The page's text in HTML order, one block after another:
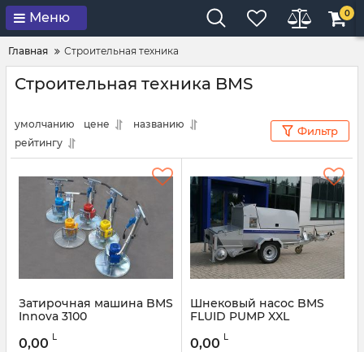
Меню 0
Главная Строительная техника
Строительная техника BMS
умолчанию цене
названию
рейтингу
Фильтр
Затирочная машина BMS
Innova 3100
0,00 L
Шнековый насос BMS
FLUID PUMP XXL
0,00 L